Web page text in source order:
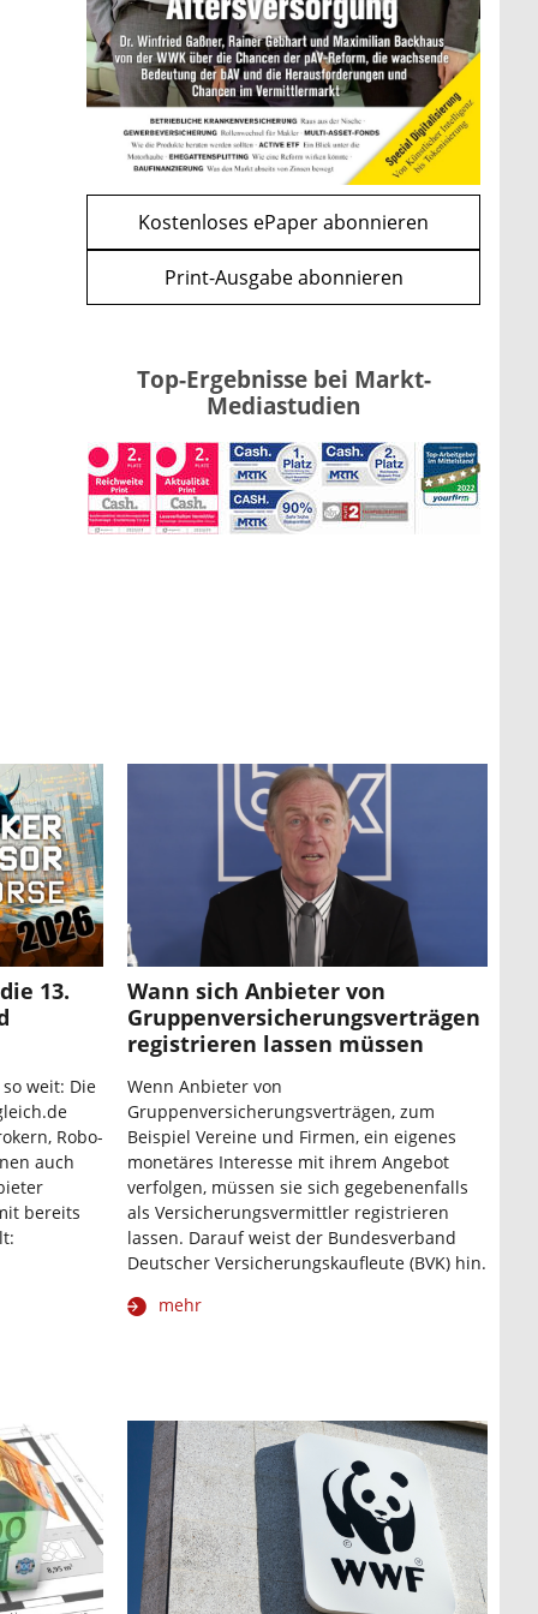
WEITERE ARTIKEL
zurückweiter
und CLARITY Act geben die
Richtung vor
mehr
Kostenloses ePaper abonnieren
Print-Ausgabe abonnieren
Top-Ergebnisse bei Markt-
Mediastudien
13.
weit: Die
Robo-
auch
bereits
Wann sich Anbieter von
Gruppenversicherungsverträgen
registrieren lassen müssen
Wenn Anbieter von
Gruppenversicherungsverträgen, zum
Beispiel Vereine und Firmen, ein eigenes
monetäres Interesse mit ihrem Angebot
verfolgen, müssen sie sich gegebenenfalls
als Versicherungsvermittler registrieren
lassen. Darauf weist der Bundesverband
Deutscher Versicherungskaufleute (BVK) hin.
mehr